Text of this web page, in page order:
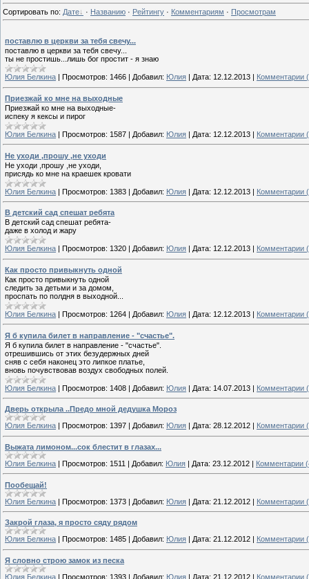
Сортировать по: Дате · Названию · Рейтингу · Комментариям · Просмотрам
поставлю в церкви за тебя свечу...
поставлю в церкви за тебя свечу...
ты не простишь...лишь бог простит - я знаю
Юлия Белкина Просмотров: 1466 Добавил: Юлия Дата: 12.12.2013 Комментарии
Приезжай ко мне на выходные
Приезжай ко мне на выходные-
испеку я кексы и пирог
Юлия Белкина | Просмотров: 1587 | Добавил: Юлия | Дата: 12.12.2013 | Комментарии
Не уходи ,прошу ,не уходи
Не уходи ,прошу ,не уходи,
присядь ко мне на краешек кровати
Юлия Белкина | Просмотров: 1383 | Добавил: Юлия | Дата: 12.12.2013 | Комментарии
В детский сад спешат ребята
В детский сад спешат ребята-
даже в холод и жару
Юлия Белкина Просмотров: 1320 Добавил: Юлия Дата: 12.12.2013 Комментарии
Как просто привыкнуть одной
Как просто привыкнуть одной
следить за детьми и за домом,
проспать по полдня в выходной...
Юлия Белкина | Просмотров: 1264 | Добавил: Юлия | Дата: 12.12.2013 | Комментарии
Я б купила билет в направление - "счастье".
Я б купила билет в направление - "счастье".
отрешившись от этих безудержных дней
сняв с себя наконец это липкое платье,
вновь почувствовав воздух свободных полей.
Юлия Белкина | Просмотров: 1408 | Добавил: Юлия | Дата: 14.07.2013 | Комментарии
Дверь открыла ..Предо мной дедушка Мороз
Юлия Белкина
Просмотров: 1397 Добавил: Юлия Дата: 28.12.2012 Комментарии
Выжата лимоном...сок блестит в глазах...
Юлия Белкина | Просмотров: 1511 | Добавил: Юлия | Дата: 23.12.2012 | Комментарии
Пообещай!
Юлия Белкина | Просмотров: 1373 | Добавил: Юлия | Дата: 21.12.2012 | Комментарии
Закрой глаза, я просто сяду рядом
Юлия Белкина | Просмотров: 1485 | Добавил: Юлия | Дата: 21.12.2012 | Комментарии
Я словно строю замок из песка
Юлия Белкина | Просмотров: 1393 | Добавил: Юлия | Дата: 21.12.2012 | Комментарии